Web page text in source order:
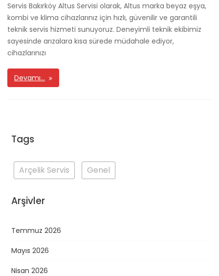
Servis Bakırköy Altus Servisi olarak, Altus marka beyaz eşya,
kombi ve klima cihazlarınız için hızlı, güvenilir ve garantili
teknik servis hizmeti sunuyoruz. Deneyimli teknik ekibimiz
sayesinde arızalara kısa sürede müdahale ediyor,
cihazlarınızı
Devamı…
Tags
Arçelik Servis Genel
Arşivler
Temmuz 2026
Mayıs 2026
Nisan 2026